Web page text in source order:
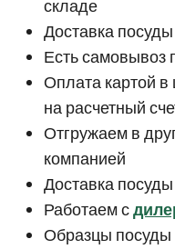
складе
Доставка
Есть самовывоз
Оплата картой
на расчетный
Отгружаем в
компанией
Доставка
Работаем с
Образцы посуды